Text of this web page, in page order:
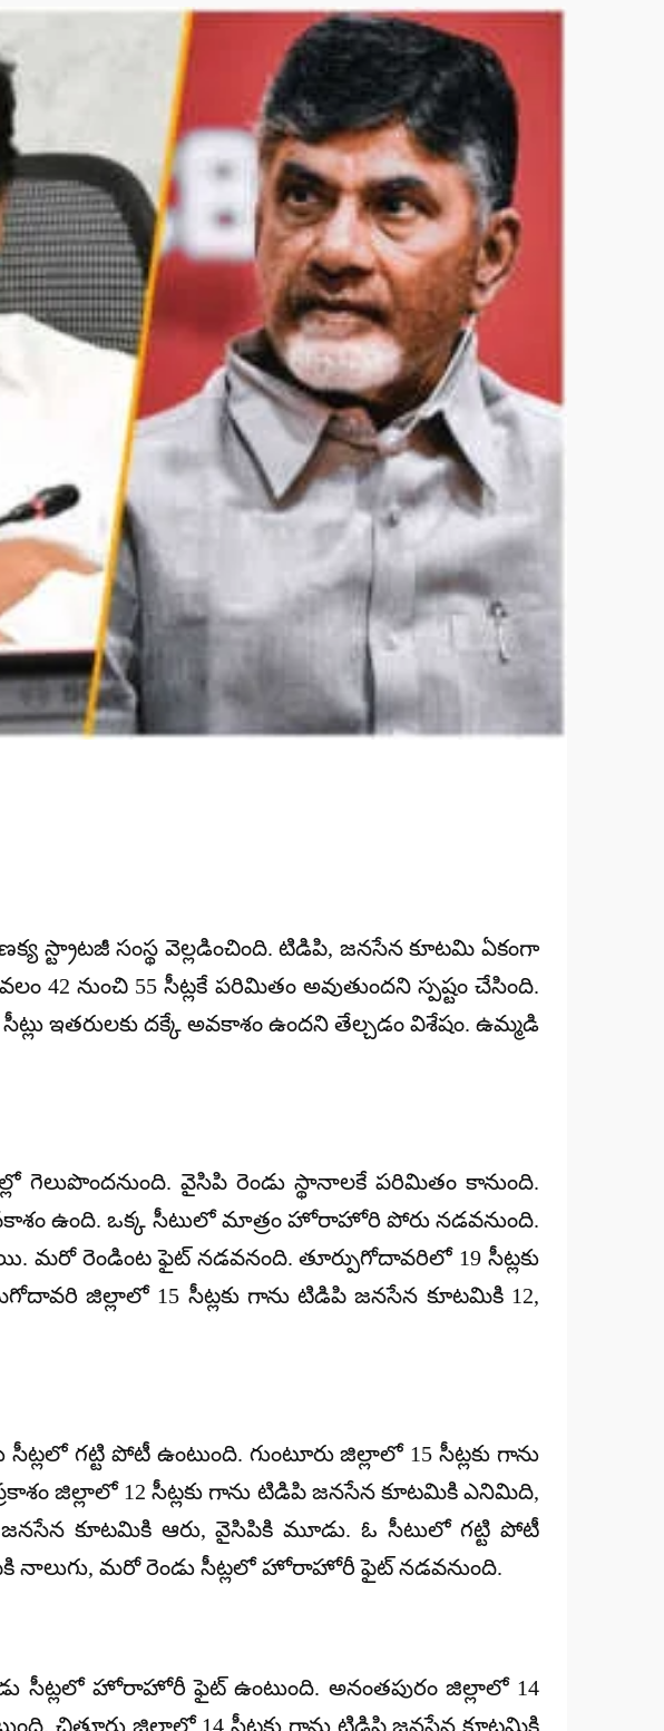
స్ట్రాటజీ సంస్థ వెల్లడించింది. టిడిపి, జనసేన కూటమి ఏకంగా
42 నుంచి 55 సీట్లకే పరిమితం అవుతుందని స్పష్టం చేసింది.
ఇతరులకు దక్కే అవకాశం ఉందని తేల్చడం విశేషం. ఉమ్మడి
గెలుపొందనుంది. వైసిపి రెండు స్థానాలకే పరిమితం కానుంది.
ఉంది. ఒక్క సీటులో మాత్రం హోరాహోరి పోరు నడవనుంది.
మరో రెండింట ఫైట్ నడవనంది. తూర్పుగోదావరిలో 19 సీట్లకు
జిల్లాలో 15 సీట్లకు గాను టిడిపి జనసేన కూటమికి 12,
గట్టి పోటీ ఉంటుంది. గుంటూరు జిల్లాలో 15 సీట్లకు గాను
జిల్లాలో 12 సీట్లకు గాను టిడిపి జనసేన కూటమికి ఎనిమిది,
కూటమికి ఆరు, వైసిపికి మూడు. ఓ సీటులో గట్టి పోటీ
నాలుగు, మరో రెండు సీట్లలో హోరాహోరీ ఫైట్ నడవనుంది.
సీట్లలో హోరాహోరీ ఫైట్ ఉంటుంది. అనంతపురం జిల్లాలో 14
చిత్తూరు జిల్లాలో 14 సీట్లకు గాను టిడిపి జనసేన కూటమికి